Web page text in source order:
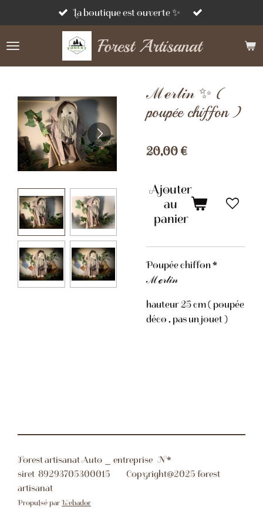
au
contenu
Forest Artisanat
La boutique est ouverte ✨
ℳℯ𝓇𝓁𝒾𝓃 ✨ (
poupée chiffon )
20,00 €
Ajouter
au
panier
Poupée chiffon *
ℳℯ𝓇𝓁𝒾𝓃
hauteur 25 cm ( poupée
déco , pas un jouet )
Forest artisanat Auto _ entreprise N*
siret 89293705300015 Copyright@2025 forest
artisanat
Propulsé parWebador